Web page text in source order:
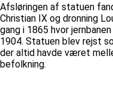
Afsløringen af statuen
Christian IX og dronning
gang i 1865 hvor
1904. Statuen blev rejst
der altid havde været
befolkning.